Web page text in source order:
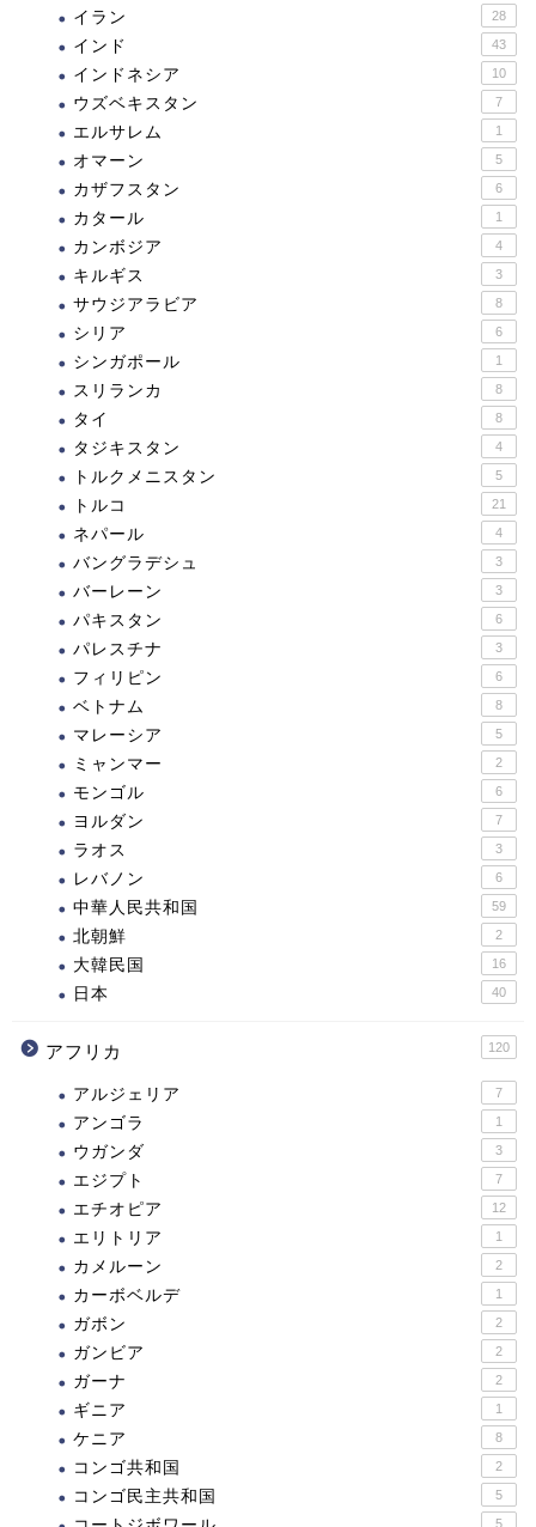
イラン 28
インド 43
インドネシア 10
ウズベキスタン 7
エルサレム 1
オマーン 5
カザフスタン 6
カタール 1
カンボジア 4
キルギス 3
サウジアラビア 8
シリア 6
シンガポール 1
スリランカ 8
タイ 8
タジキスタン 4
トルクメニスタン 5
トルコ 21
ネパール 4
バングラデシュ 3
バーレーン 3
パキスタン 6
パレスチナ 3
フィリピン 6
ベトナム 8
マレーシア 5
ミャンマー 2
モンゴル 6
ヨルダン 7
ラオス 3
レバノン 6
中華人民共和国 59
北朝鮮 2
大韓民国 16
日本 40
アフリカ 120
アルジェリア 7
アンゴラ 1
ウガンダ 3
エジプト 7
エチオピア 12
エリトリア 1
カメルーン 2
カーボベルデ 1
ガボン 2
ガンビア 2
ガーナ 2
ギニア 1
ケニア 8
コンゴ共和国 2
コンゴ民主共和国 5
5